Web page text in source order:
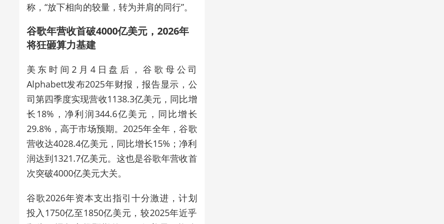
称，“放下相向的较量，转为并肩的同行”。
谷歌年营收首破4000亿美元，2026年
将狂砸算力基建
美东时间2月4日盘后，谷歌母公司
Alphabett发布2025年财报，报告显示，公
司第四季度实现营收1138.3亿美元，同比增
长18%，净利润344.6亿美元，同比增长
29.8%，高于市场预期。2025年全年，谷歌
营收达4028.4亿美元，同比增长15%；净利
润达到1321.7亿美元。这也是谷歌年营收首
次突破4000亿美元大关。
谷歌2026年资本支出指引十分激进，计划
投入1750亿至1850亿美元，较2025年近乎